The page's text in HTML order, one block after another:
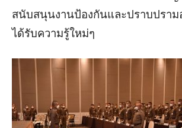
สนับสนุนงานป้องกันและปราบปรา
ได้รับความรู้ใหม่ๆ